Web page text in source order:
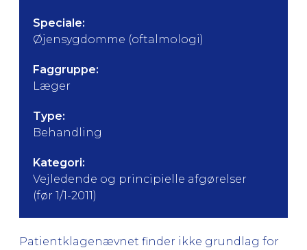
Speciale:
Øjensygdomme (oftalmologi)
Faggruppe:
Læger
Type:
Behandling
Kategori:
Vejledende og principielle afgørelser
(før 1/1-2011)
Patientklagenævnet finder ikke grundlag for